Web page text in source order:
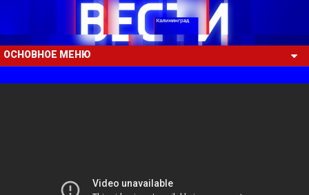
ОСНОВНОЕ МЕНЮ